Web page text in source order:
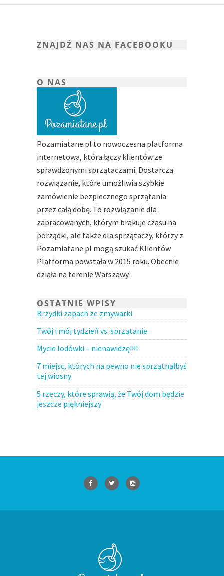
ZNAJDŹ NAS NA FACEBOOKU
O NAS
Pozamiatane.pl to nowoczesna platforma
internetowa, która łączy klientów ze
sprawdzonymi sprzątaczami. Dostarcza
rozwiązanie, które umożliwia szybkie
zamówienie bezpiecznego sprzątania
przez całą dobę. To rozwiązanie dla
zapracowanych, którym brakuje czasu na
porządki, ale także dla sprzątaczy, którzy z
Pozamiatane.pl mogą szukać Klientów
Platforma powstała w 2015 roku. Obecnie
działa na terenie Warszawy.
OSTATNIE WPISY
Brzydki zapach ze zmywarki
Twój i mój tydzień vs. sprzątanie
Mycie lodówki – nienawidzę!!!!
7 miejsc, których na pewno nie sprzątnąłbyś
tej wiosny
5 rzeczy, które sprawią, że Twój dom będzie
jeszcze piękniejszy